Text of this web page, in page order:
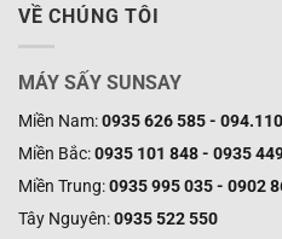
VỀ CHÚNG TÔI
MÁY SẤY SUNSAY
Miền Nam:0935 626 585 -
Miền Bắc:0935 101 848 - 0935
Miền Trung:0935 995 035 - 0902
Tây Nguyên:0935 522 550